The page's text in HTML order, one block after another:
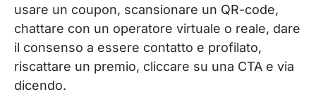
usare un coupon, scansionare un QR-code,
chattare con un operatore virtuale o reale, dare
il consenso a essere contatto e profilato,
riscattare un premio, cliccare su una CTA e via
dicendo.